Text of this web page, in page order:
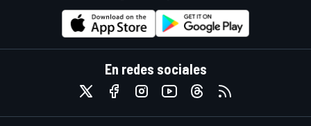
En redes sociales